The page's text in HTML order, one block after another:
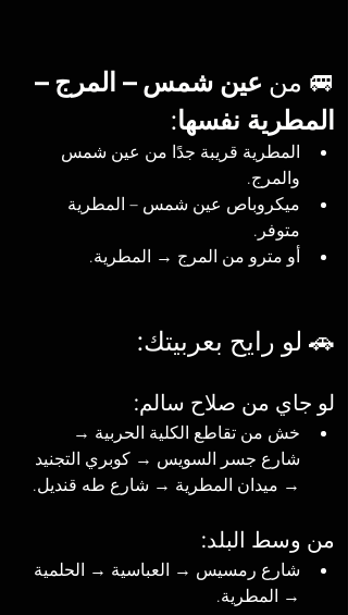
🚐 من عين شمس – المرج –
المطرية نفسها:
المطرية قريبة جدًا من عين شمس
والمرج.
ميكروباص عين شمس – المطرية
متوفر.
أو مترو من المرج → المطرية.
🚗 لو رايح بعربيتك:
لو جاي من صلاح سالم:
خش من تقاطع الكلية الحربية →
شارع جسر السويس → كوبري التجنيد
→ ميدان المطرية → شارع طه قنديل.
من وسط البلد:
شارع رمسيس → العباسية → الحلمية
→ المطرية.